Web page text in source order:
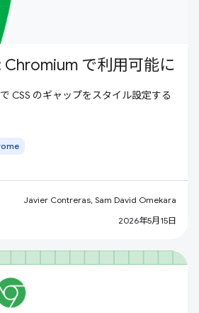
Chromium で利用可能に
CSS のギャップをスタイル設定する
Javier Contreras, Sam David Omekara
2026年5月15日